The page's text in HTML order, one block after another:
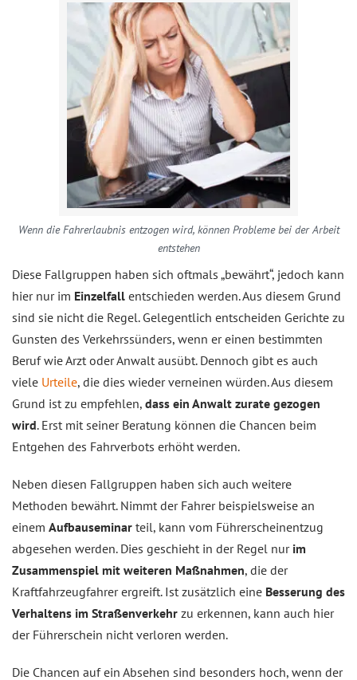
Wenn die Fahrerlaubnis entzogen wird, können Probleme bei der Arbeit
entstehen
Diese Fallgruppen haben sich oftmals „bewährt“, jedoch kann
hier nur im Einzelfall entschieden werden. Aus diesem Grund
sind sie nicht die Regel. Gelegentlich entscheiden Gerichte zu
Gunsten des Verkehrssünders, wenn er einen bestimmten
Beruf wie Arzt oder Anwalt ausübt. Dennoch gibt es auch
viele Urteile, die dies wieder verneinen würden. Aus diesem
Grund ist zu empfehlen, dass ein Anwalt zurate gezogen
wird. Erst mit seiner Beratung können die Chancen beim
Entgehen des Fahrverbots erhöht werden.
Neben diesen Fallgruppen haben sich auch weitere
Methoden bewährt. Nimmt der Fahrer beispielsweise an
einem Aufbauseminar teil, kann vom Führerscheinentzug
abgesehen werden. Dies geschieht in der Regel nur im
Zusammenspiel mit weiteren Maßnahmen, die der
Kraftfahrzeugfahrer ergreift. Ist zusätzlich eine Besserung des
Verhaltens im Straßenverkehr zu erkennen, kann auch hier
der Führerschein nicht verloren werden.
Die Chancen auf ein Absehen sind besonders hoch, wenn der